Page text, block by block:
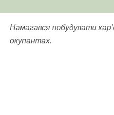
Намагався побудувати
окупантах.